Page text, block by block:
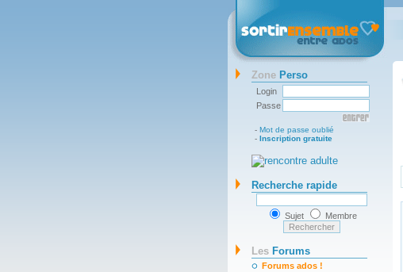
Zone Perso
Login
Passe
- Mot de passe oublié
- Inscription gratuite
Recherche rapide
Sujet Membre
Les Forums
Forums ados !